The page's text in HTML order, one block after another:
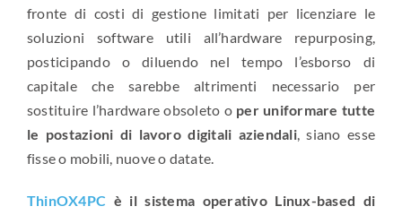
fronte di costi di gestione limitati per licenziare le
soluzioni software utili all’hardware repurposing,
posticipando o diluendo nel tempo l’esborso di
capitale che sarebbe altrimenti necessario per
sostituire l’hardware obsoleto o per uniformare tutte
le postazioni di lavoro digitali aziendali, siano esse
fisse o mobili, nuove o datate.
ThinOX4PC è il sistema operativo Linux-based di